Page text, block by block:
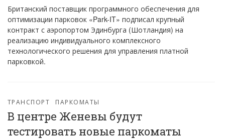
Британский поставщик программного обеспечения для
оптимизации парковок «Park-IT» подписал крупный
контракт с аэропортом Эдинбурга (Шотландия) на
реализацию индивидуального комплексного
технологического решения для управления платной
парковкой.
ТРАНСПОРТ ПАРКОМАТЫ
В центре Женевы будут
тестировать новые паркоматы